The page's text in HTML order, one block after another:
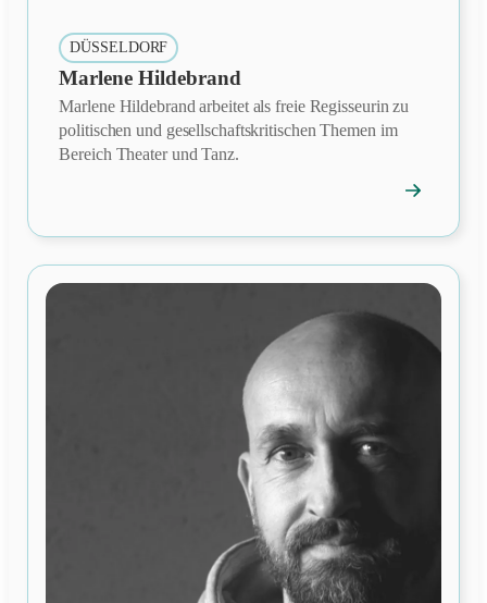
DÜSSELDORF
Marlene Hildebrand
Marlene Hildebrand arbeitet als freie Regisseurin zu
politischen und gesellschaftskritischen Themen im
Bereich Theater und Tanz.
→